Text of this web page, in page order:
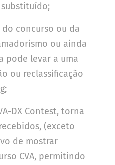
do concurso ou da
ou ainda
pode levar a uma
ou reclassificação
DX Contest, torna
(exceto
de mostrar
CVA, permitindo